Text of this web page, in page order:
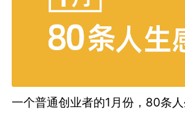
一个普通创业者的1月份，80条